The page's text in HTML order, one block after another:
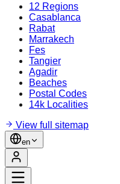
12 Regions
Casablanca
Rabat
Marrakech
Fes
Tangier
Agadir
Beaches
Postal Codes
14k Localities
View full sitemap
en